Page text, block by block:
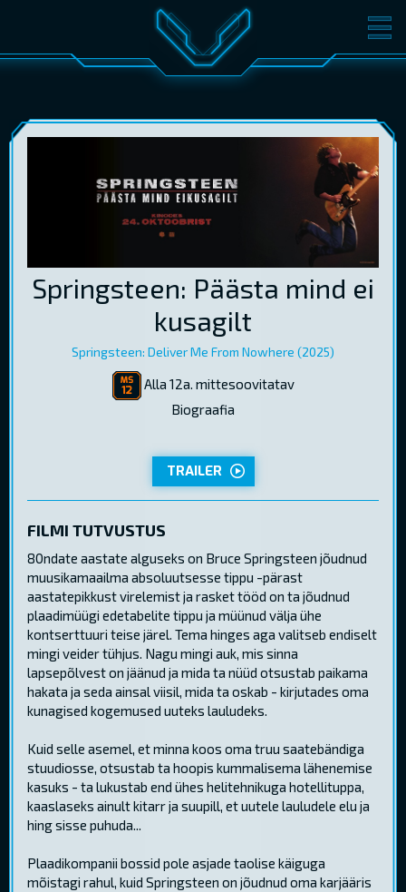
FILMID PILETID
KINKEKAARDID
EST LOGI SISSE
Springsteen: Päästa mind ei
kusagilt
Springsteen: Deliver Me From Nowhere (2025)
Alla 12a. mittesoovitatav
Biograafia
TRAILER
FILMI TUTVUSTUS
80ndate aastate alguseks on Bruce Springsteen jõudnud
muusikamaailma absoluutsesse tippu -pärast
aastatepikkust virelemist ja rasket tööd on ta jõudnud
plaadimüügi edetabelite tippu ja müünud välja ühe
kontserttuuri teise järel. Tema hinges aga valitseb endiselt
mingi veider tühjus. Nagu mingi auk, mis sinna
lapsepõlvest on jäänud ja mida ta nüüd otsustab paikama
hakata ja seda ainsal viisil, mida ta oskab - kirjutades oma
kunagised kogemused uuteks lauludeks.
Kuid selle asemel, et minna koos oma truu saatebändiga
stuudiosse, otsustab ta hoopis kummalisema lähenemise
kasuks - ta lukustab end ühes helitehnikuga hotellituppa,
kaaslaseks ainult kitarr ja suupill, et uutele lauludele elu ja
hing sisse puhuda...
Plaadikompanii bossid pole asjade taolise käiguga
mõistagi rahul, kuid Springsteen on jõudnud oma karjääris